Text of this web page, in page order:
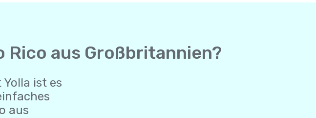
Rico aus Großbritannien?
ist es
aus